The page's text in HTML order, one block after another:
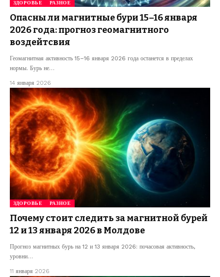
ЗДОРОВЬЕ РАЗНОЕ
Опасны ли магнитные бури 15–16 января
2026 года: прогноз геомагнитного
воздейтсвия
Геомагнитная активность 15–16 января 2026 года останется в пределах
нормы. Бурь не…
14 января 2026
ЗДОРОВЬЕ РАЗНОЕ
Почему стоит следить за магнитной бурей
12 и 13 января 2026 в Молдове
Прогноз магнитных бурь на 12 и 13 января 2026: почасовая активность,
уровни…
11 января 2026